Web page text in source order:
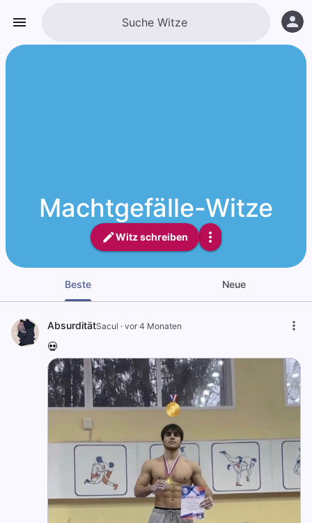
Machtgefälle-Witze
Witz schreiben
Beste Neue
AbsurditätSacul · vor 4 Monaten
💀